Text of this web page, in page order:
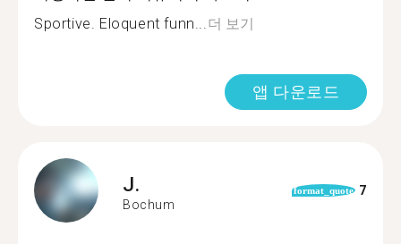
Sportive. Eloquent funn...더 보기
앱 다운로드
J.
Bochum
format_quote 7